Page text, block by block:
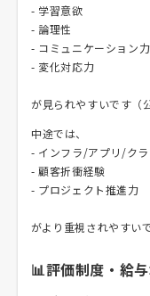
- 学習意欲
- 論理性
- コミュニケーション力
- 変化対応力
が見られやすいです（
中途では、
- インフラ/アプリ/ク
- 顧客折衝経験
- プロジェクト推進力
がより重視されやすい
📊評価制度・給